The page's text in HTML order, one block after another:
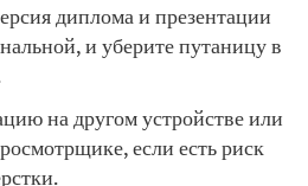
диплома и презентации
и уберите путаницу в
на другом устройстве или
если есть риск